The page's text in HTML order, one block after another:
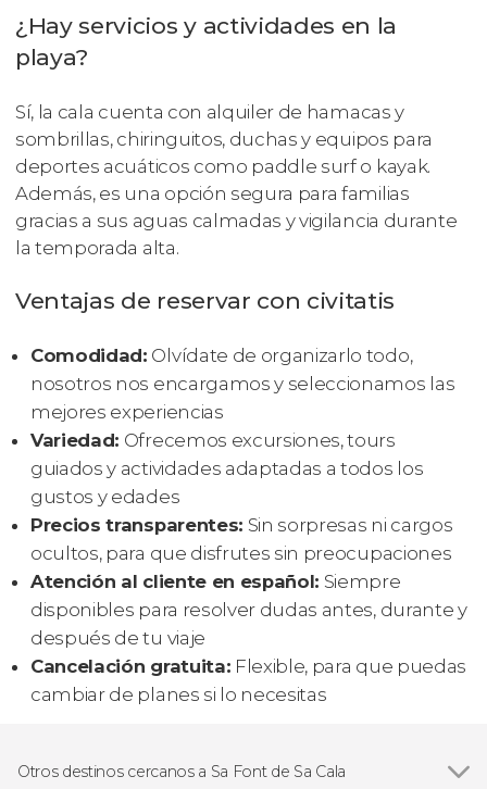
¿Hay servicios y actividades en la
playa?
Sí, la cala cuenta con alquiler de hamacas y
sombrillas, chiringuitos, duchas y equipos para
deportes acuáticos como paddle surf o kayak.
Además, es una opción segura para familias
gracias a sus aguas calmadas y vigilancia durante
la temporada alta.
Ventajas de reservar con civitatis
Comodidad: Olvídate de organizarlo todo,
nosotros nos encargamos y seleccionamos las
mejores experiencias
Variedad: Ofrecemos excursiones, tours
guiados y actividades adaptadas a todos los
gustos y edades
Precios transparentes: Sin sorpresas ni cargos
ocultos, para que disfrutes sin preocupaciones
Atención al cliente en español: Siempre
disponibles para resolver dudas antes, durante y
después de tu viaje
Cancelación gratuita: Flexible, para que puedas
cambiar de planes si lo necesitas
Otros destinos cercanos a Sa Font de Sa Cala